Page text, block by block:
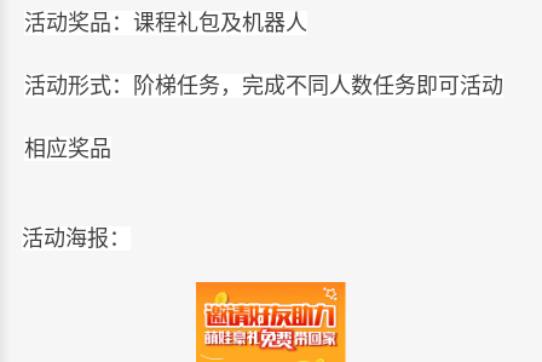
活动奖品：课程礼包及机器人
活动形式：阶梯任务，完成不同人数任务即可活动
相应奖品
活动海报：